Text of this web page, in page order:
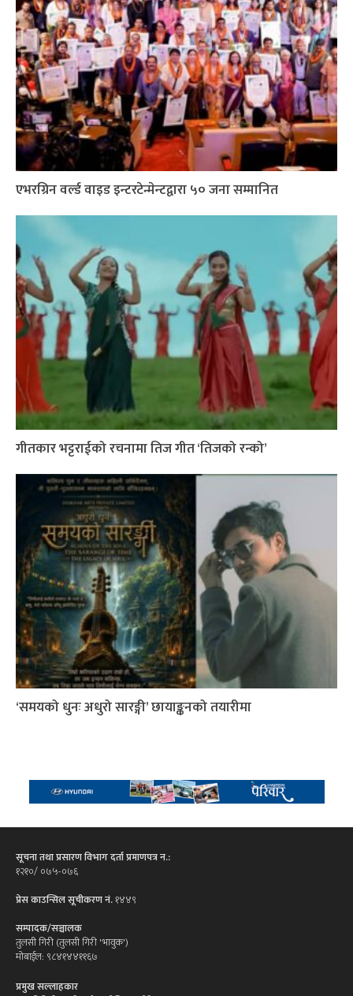
एभरग्रिन वर्ल्ड वाइड इन्टरटेन्मेन्टद्वारा ५० जना सम्मानित
गीतकार भट्टराईको रचनामा तिज गीत ‘तिजको रन्को’
‘समयको धुनः अधुरो सारङ्गी’ छायाङ्कनको तयारीमा
सूचना तथा प्रसारण विभाग दर्ता प्रमाणपत्र न.:
१२१०/ ०७५-०७६
प्रेस काउन्सिल सूचीकरण नं.१४४९
सम्पादक/सञ्चालक
तुलसी गिरी (तुलसी गिरी 'भावुक')
मोबाईल: ९८४१४४११६७
प्रमुख सल्लाहकार